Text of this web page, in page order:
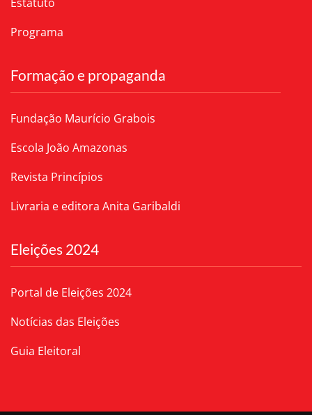
Programa
Formação e propaganda
Fundação Maurício Grabois
Escola João Amazonas
Revista Princípios
Livraria e editora Anita Garibaldi
Eleições 2024
Portal de Eleições 2024
Notícias das Eleições
Guia Eleitoral